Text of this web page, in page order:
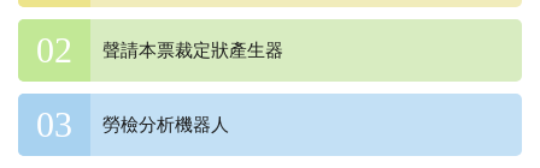
聲請本票裁定狀產生器
勞檢分析機器人